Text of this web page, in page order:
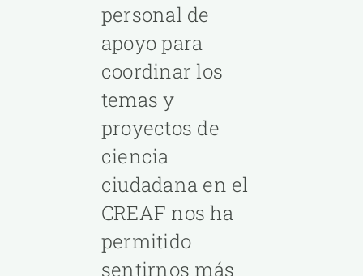
personal de
apoyo para
coordinar los
temas y
proyectos de
ciencia
ciudadana en el
CREAF nos ha
permitido
sentirnos más